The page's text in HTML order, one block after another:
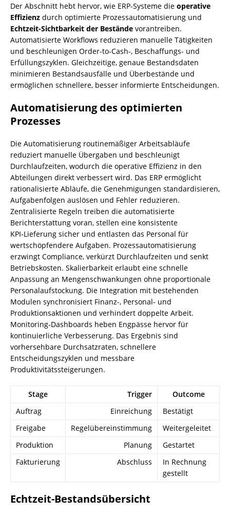
Der Abschnitt hebt hervor, wie ERP-Systeme die operative
Effizienz durch optimierte Prozessautomatisierung und
Echtzeit-Sichtbarkeit der Bestände vorantreiben.
Automatisierte Workflows reduzieren manuelle Tätigkeiten
und beschleunigen Order-to-Cash-, Beschaffungs- und
Erfüllungszyklen. Gleichzeitige, genaue Bestandsdaten
minimieren Bestandsausfälle und Überbestände und
ermöglichen schnellere, besser informierte Entscheidungen.
Automatisierung des optimierten
Prozesses
Die Automatisierung routinemäßiger Arbeitsabläufe
reduziert manuelle Übergaben und beschleunigt
Durchlaufzeiten, wodurch die operative Effizienz in den
Abteilungen direkt verbessert wird. Das ERP ermöglicht
rationalisierte Abläufe, die Genehmigungen standardisieren,
Aufgabenfolgen auslösen und Fehler reduzieren.
Zentralisierte Regeln treiben die automatisierte
Berichterstattung voran, stellen eine konsistente
KPI‑Lieferung sicher und entlasten das Personal für
wertschöpfendere Aufgaben. Prozessautomatisierung
erzwingt Compliance, verkürzt Durchlaufzeiten und senkt
Betriebskosten. Skalierbarkeit erlaubt eine schnelle
Anpassung an Mengenschwankungen ohne proportionale
Personalaufstockung. Die Integration mit bestehenden
Modulen synchronisiert Finanz-, Personal- und
Produktionsaktionen und verhindert doppelte Arbeit.
Monitoring‑Dashboards heben Engpässe hervor für
kontinuierliche Verbesserung. Das Ergebnis sind
vorhersehbare Durchsatzraten, schnellere
Entscheidungszyklen und messbare
Produktivitätssteigerungen.
Stage Trigger
Outcome
Auftrag
Einreichung
Bestätigt
Freigabe
Regelübereinstimmung
Weitergeleitet
Produktion
Planung
Gestartet
Fakturierung
Abschluss
In Rechnung
gestellt
Echtzeit-Bestandsübersicht